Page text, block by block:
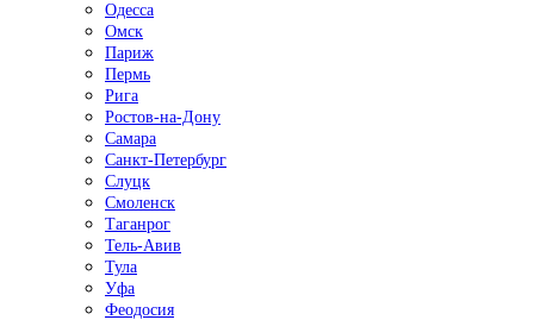
Одесса
Омск
Париж
Пермь
Рига
Ростов-на-Дону
Самара
Санкт-Петербург
Слуцк
Смоленск
Таганрог
Тель-Авив
Тула
Уфа
Феодосия